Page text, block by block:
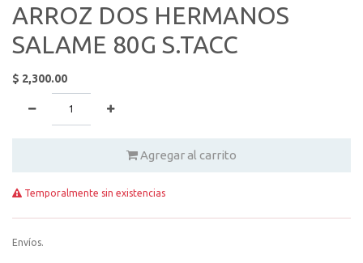
ARROZ DOS HERMANOS
SALAME 80G S.TACC
$ 2,300.00
Agregar al carrito
Temporalmente sin existencias
Envíos.